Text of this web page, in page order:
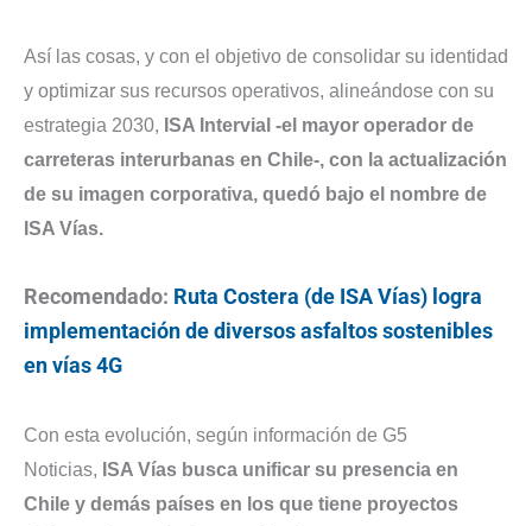
Así las cosas, y con el objetivo de consolidar su identidad
y optimizar sus recursos operativos, alineándose con su
estrategia 2030, ISA Intervial -el mayor operador de
carreteras interurbanas en Chile-, con la actualización
de su imagen corporativa, quedó bajo el nombre de
ISA Vías.
Recomendado: Ruta Costera (de ISA Vías) logra
implementación de diversos asfaltos sostenibles
en vías 4G
Con esta evolución, según información de G5
Noticias, ISA Vías busca unificar su presencia en
Chile y demás países en los que tiene proyectos